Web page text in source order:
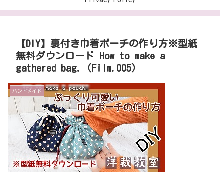
【DIY】裏付き巾着ポーチの作り方※型紙
無料ダウンロード How to make a
gathered bag.（Film.005）
ハンドメイド